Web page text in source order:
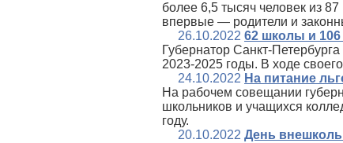
более 6,5 тысяч человек из
впервые — родители и
26.10.2022 62 школы и 106
Губернатор
2023-2025 годы. В ходе
24.10.2022 На питание
На рабочем совещании
школьников и учащихся
году.
20.10.2022 День